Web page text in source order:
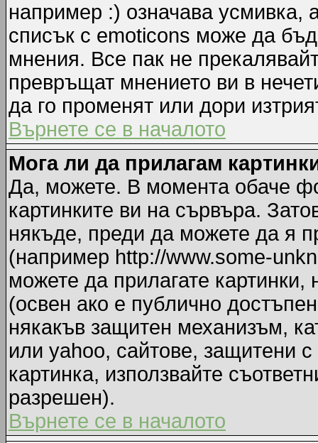
например :) означава усмивка,
списък с emoticons може да
мнения. Все пак не
превръщат мнението ви в
да го променят или дори
Върнете се в началото
Мога ли да прилагам
Да, можете. В момента обаче
картинките ви на сървъра.
някъде, преди да можете да я
(например http://www.some-
можете да прилагате
(освен ако е публично
някакъв защитен механизъм,
или yahoo, сайтове, защитени
картинка, използвайте
разрешен).
Върнете се в началото